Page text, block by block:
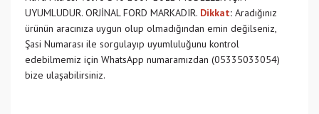
UYUMLUDUR. ORJİNAL FORD MARKADIR. Dikkat: Aradığınız
ürünün aracınıza uygun olup olmadığından emin değilseniz,
Şasi Numarası ile sorgulayıp uyumluluğunu kontrol
edebilmemiz için WhatsApp numaramızdan (05335033054)
bize ulaşabilirsiniz.